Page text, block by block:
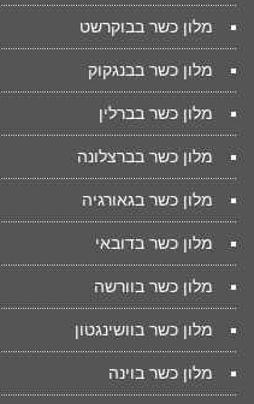
מלון כשר בבוקרשט
מלון כשר בבנגקוק
מלון כשר בברלין
מלון כשר בברצלונה
מלון כשר בגאורגיה
מלון כשר בדובאי
מלון כשר בוורשה
מלון כשר בוושינגטון
מלון כשר בוינה